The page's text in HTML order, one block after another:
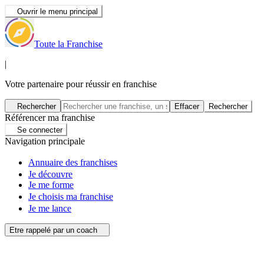
Ouvrir le menu principal
Toute la Franchise
|
Votre partenaire pour réussir en franchise
Rechercher Effacer Rechercher
Référencer ma franchise
Se connecter
Navigation principale
Annuaire des franchises
Je découvre
Je me forme
Je choisis ma franchise
Je me lance
Etre rappelé par un coach